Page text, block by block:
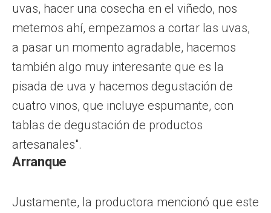
uvas, hacer una cosecha en el viñedo, nos
metemos ahí, empezamos a cortar las uvas,
a pasar un momento agradable, hacemos
también algo muy interesante que es la
pisada de uva y hacemos degustación de
cuatro vinos, que incluye espumante, con
tablas de degustación de productos
artesanales".
Arranque
Justamente, la productora mencionó que este